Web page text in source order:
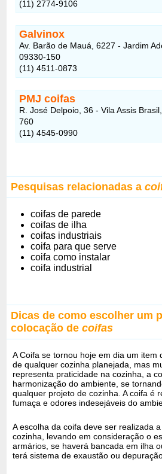
(11) 2774-9106
Galvinox
Av. Barão de Mauá, 6227 - Jardim
09330-150
(11) 4511-0873
PMJ coifas
R. José Delpoio, 36 - Vila Assis
760
(11) 4545-0990
Pesquisas relacionadas a
coifas de parede
coifas de ilha
coifas industriais
coifa para que serve
coifa como instalar
coifa industrial
Dicas de como escolher um
colocação decoifas
A Coifa se tornou hoje em dia um item
de qualquer cozinha planejada, mas
representa praticidade na cozinha, a
harmonização do ambiente, se
qualquer projeto de cozinha. A coifa é
fumaça e odores indesejáveis do
A escolha da coifa deve ser realizada
cozinha, levando em consideração o
armários, se haverá bancada em ilha
terá sistema de exaustão ou